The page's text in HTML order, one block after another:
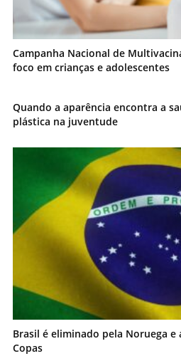
Campanha Nacional de
foco em crianças e adolescentes
Quando a aparência encontra a
plástica na juventude
Brasil é eliminado pela Noruega
Copas